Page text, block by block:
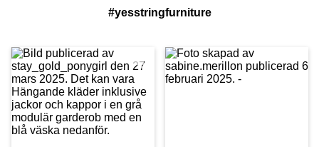
#yesstringfurniture